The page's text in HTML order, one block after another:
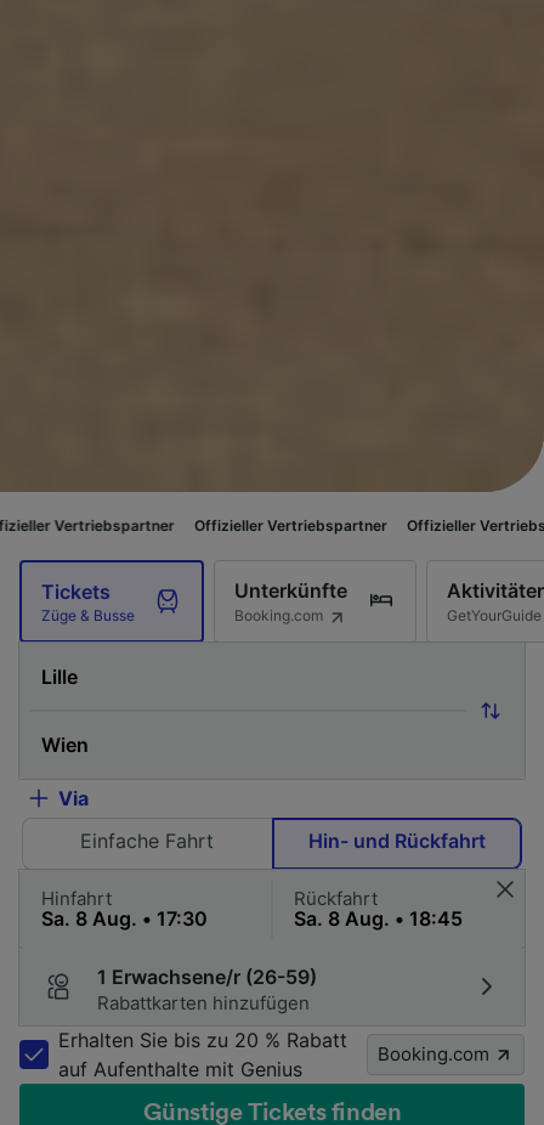
Offizieller Vertriebspartner Offizieller Vertriebspartner
Tickets
Züge & Busse
Unterkünfte
Booking.com GetYourGuide
Via
Einfache Fahrt
Hin- und Rückfahrt
Hinfahrt Rückfahrt
1 Erwachsene/r (26-59)
Rabattkarten hinzufügen
Erhalten Sie bis zu 20 % Rabatt
auf Aufenthalte mit Genius
Booking.com
Günstige Tickets finden